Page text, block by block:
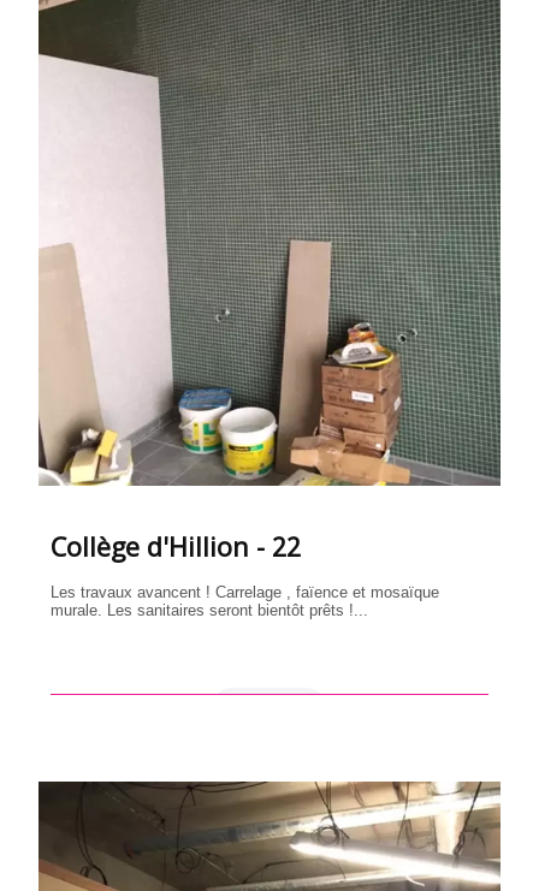
Collège d'Hillion - 22
Les travaux avancent ! Carrelage , faïence et mosaïque
murale. Les sanitaires seront bientôt prêts !...